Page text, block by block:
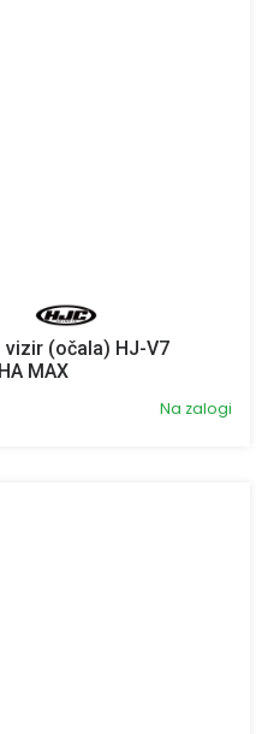
vizir (očala) HJ-V7
MAX
Na zalogi